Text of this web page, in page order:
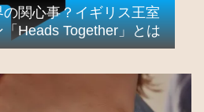
関心事？イギリス王室
Heads Together」とは